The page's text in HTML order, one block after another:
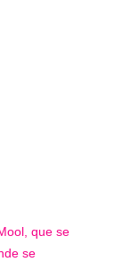
que se
se